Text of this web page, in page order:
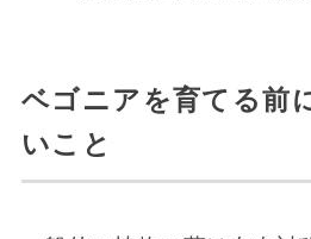
ベゴニアを育てる前
いこと